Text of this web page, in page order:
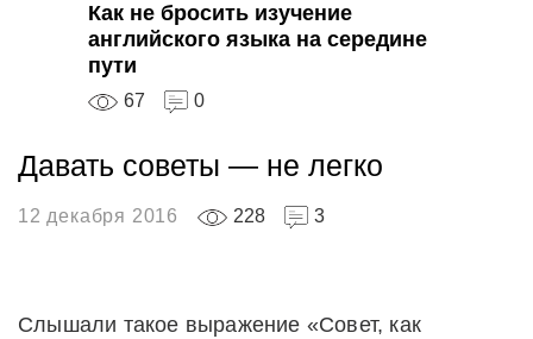
Как не бросить изучение
английского языка на середине
пути
67 0
Давать советы — не легко
12 декабря 2016 228 3
Слышали такое выражение «Совет, как